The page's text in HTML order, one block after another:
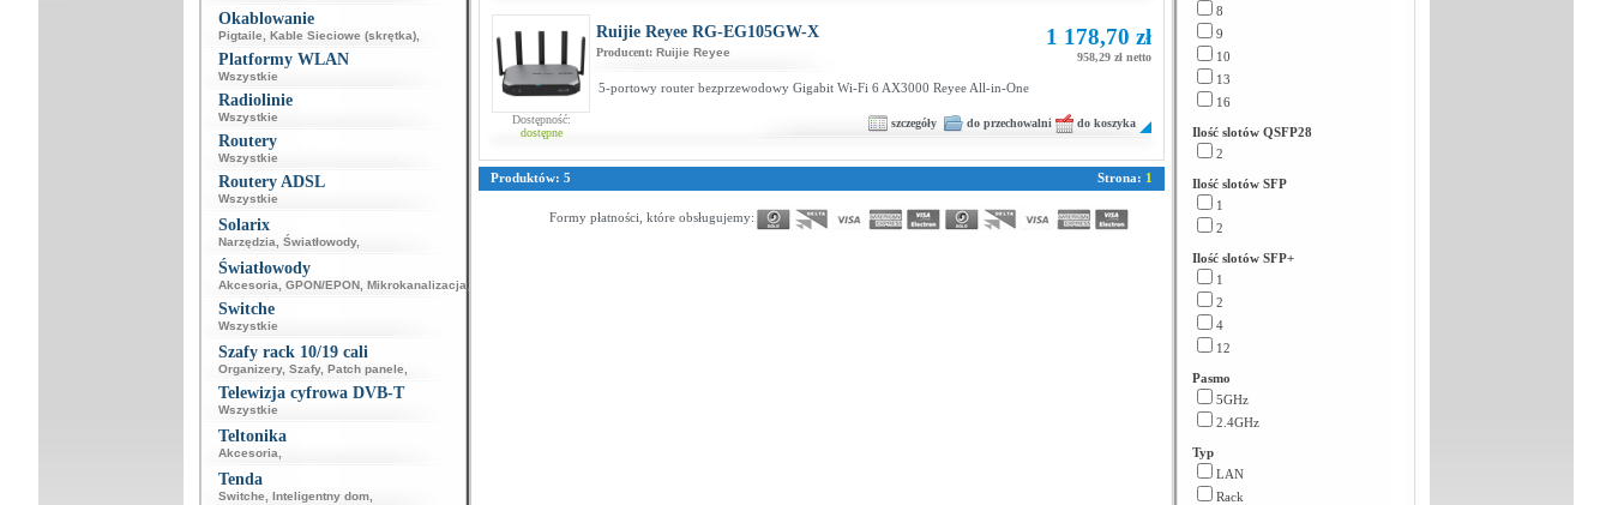
Okablowanie
Pigtaile Kable Sieciowe (skrętka),
Platformy WLAN
Wszystkie
Radiolinie
Wszystkie
Routery
Wszystkie
Routery ADSL
Wszystkie
Solarix
Narzędzia Światłowody,
Światłowody
Akcesoria GPON/EPON, Mikrokanalizacja
Switche
Wszystkie
Szafy rack 10/19 cali
Organizery, Szafy, Patch panele
Telewizja cyfrowa DVB-T
Wszystkie
Teltonika
Akcesoria
Tenda
Switche Inteligentny dom,
Dostępność:
dostępne
Ruijie Reyee RG-EG105GW-X
Producent: Ruijie Reyee
1 178,70 zł
958,29 zł netto
5-portowy router bezprzewodowy Gigabit Wi-Fi 6 AX3000 Reyee All-in-One
szczegóły do przechowalni do koszyka
Produktów: 5 Strona: 1
Formy płatności, które obsługujemy:
8
9
10
13
16
Ilość slotów QSFP28
2
Ilość slotów SFP
1
2
Ilość slotów SFP+
1
2
4
12
Pasmo
5GHz
2.4GHz
Typ
LAN
Rack